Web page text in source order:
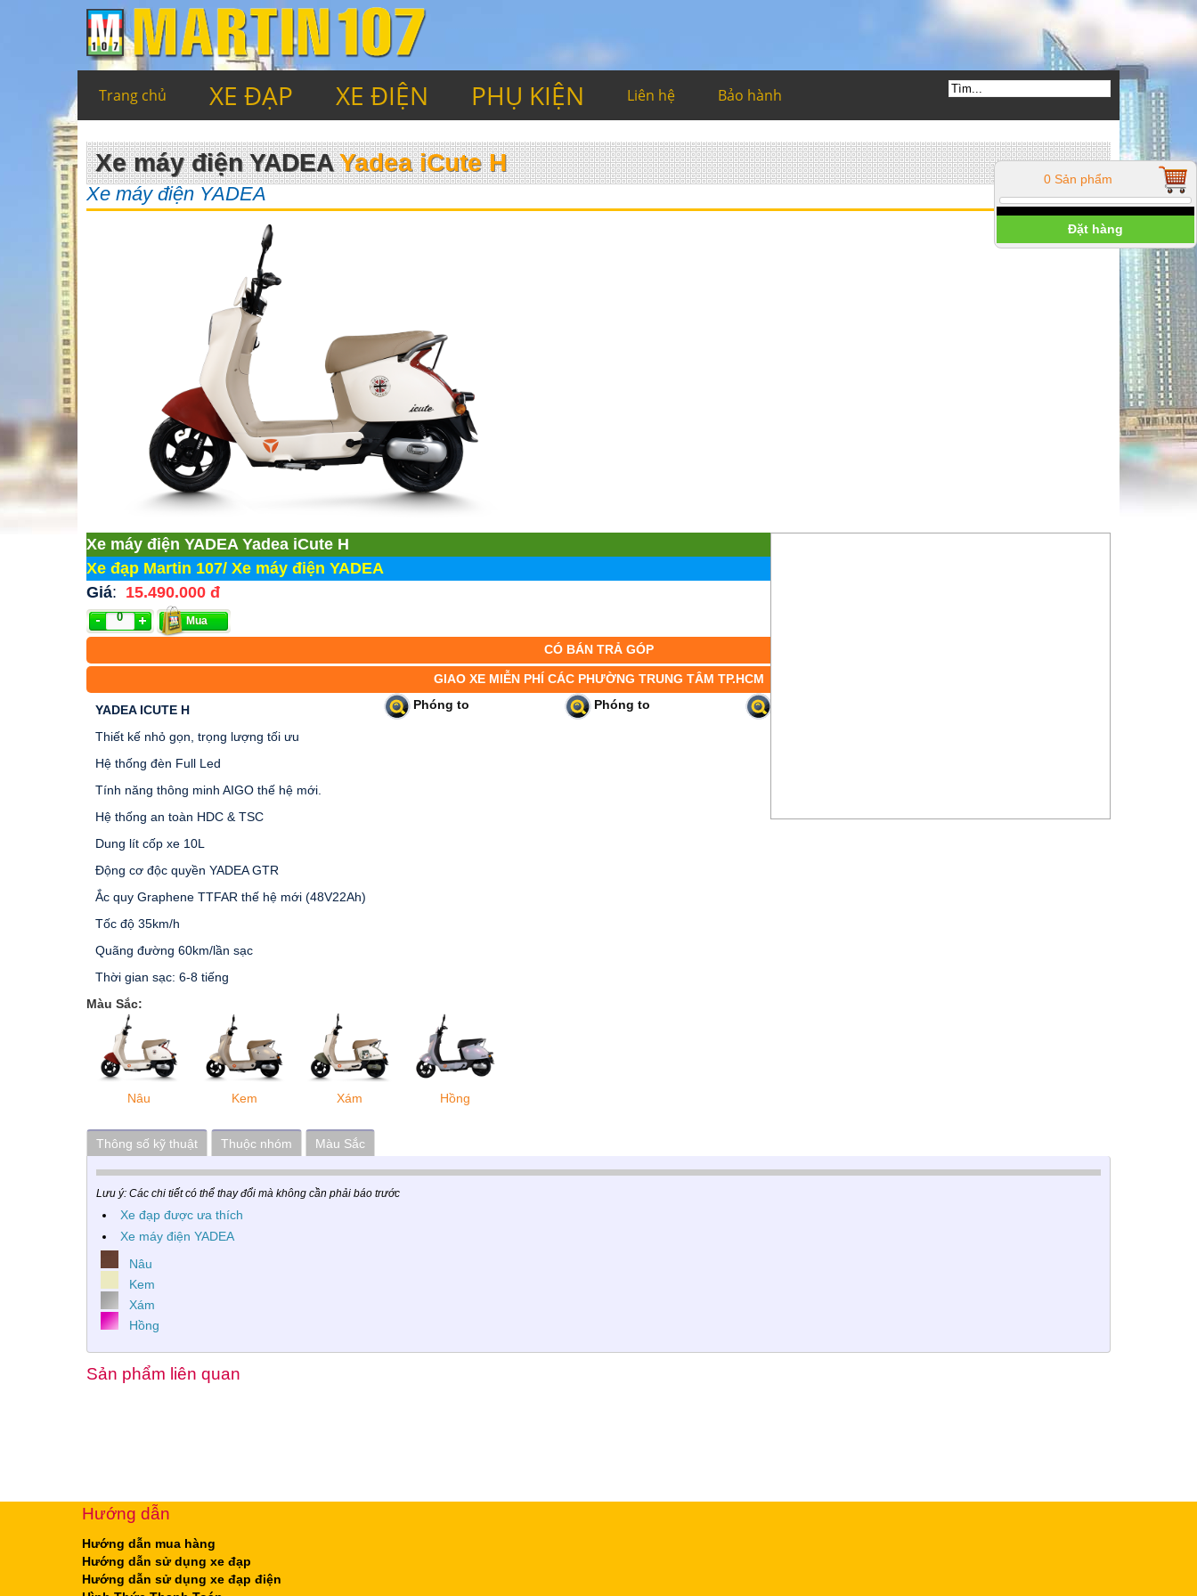
0 Sản phẩm
Đặt hàng
Trang chủ XE ĐẠP XE ĐIỆN PHỤ KIỆN Liên hệ Bảo hành
Xe máy điện YADEAYadea iCute H
Xe máy điện YADEA
Xe máy điện YADEA Yadea iCute H
Xe đạp Martin 107/ Xe máy điện YADEA
Giá: 15.490.000 đ
Mua
CÓ BÁN TRẢ GÓP
GIAO XE MIỄN PHÍ CÁC PHƯỜNG TRUNG TÂM TP.HCM
YADEA ICUTE H
Thiết kế nhỏ gọn, trọng lượng tối ưu
Hệ thống đèn Full Led
Tính năng thông minh AIGO thế hệ mới.
Hệ thống an toàn HDC & TSC
Dung lít cốp xe 10L
Động cơ độc quyền YADEA GTR
Ắc quy Graphene TTFAR thế hệ mới (48V22Ah)
Tốc độ 35km/h
Quãng đường 60km/lần sạc
Thời gian sạc: 6-8 tiếng
Phóng to Phóng to
Màu Sắc:
Nâu Kem Xám Hồng
Thông số kỹ thuật Thuộc nhóm Màu Sắc
Lưu ý: Các chi tiết có thể thay đổi mà không cần phải báo trước
Xe đạp được ưa thích
Xe máy điện YADEA
Nâu
Kem
Xám
Hồng
Sản phẩm liên quan
Hướng dẫn
Hướng dẫn mua hàng
Hướng dẫn sử dụng xe đạp
Hướng dẫn sử dụng xe đạp điện